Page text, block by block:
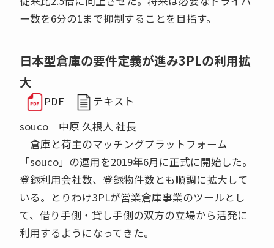
ー数を6分の1まで抑制することを目指す。
日本型倉庫の要件定義が進み3PLの利用拡
大
PDF
テキスト
souco 中原 久根人 社長
倉庫と荷主のマッチングプラットフォーム
「souco」の運用を2019年6月に正式に開始した。
登録利用会社数、登録物件数とも順調に拡大して
いる。とりわけ3PLが営業倉庫事業のツールとし
て、借り手側・貸し手側の双方の立場から活発に
利用するようになってきた。